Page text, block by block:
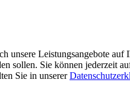
unsere Leistungsangebote
sollen. Sie können jederzeit
Sie in unserer